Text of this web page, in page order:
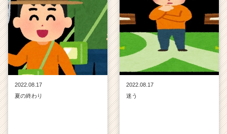
2022.08.17
夏の終わり
2022.08.17
迷う